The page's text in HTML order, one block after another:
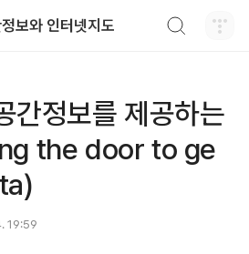
보와 인터넷지도
간정보를 제공하는
the door to ge
19:59